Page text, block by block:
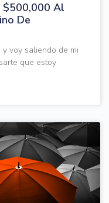
$500,000 Al
De
voy saliendo de mi
que estoy